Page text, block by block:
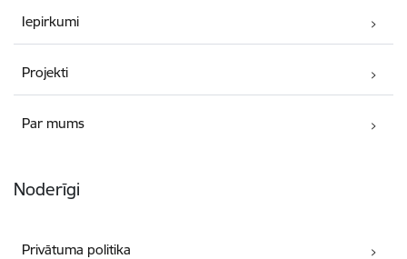
Iepirkumi
Projekti
Par mums
Noderīgi
Privātuma politika